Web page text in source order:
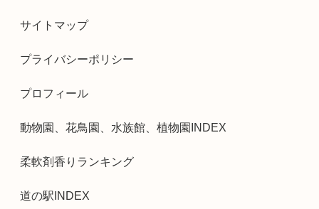
サイトマップ
プライバシーポリシー
プロフィール
動物園、花鳥園、水族館、植物園INDEX
柔軟剤香りランキング
道の駅INDEX